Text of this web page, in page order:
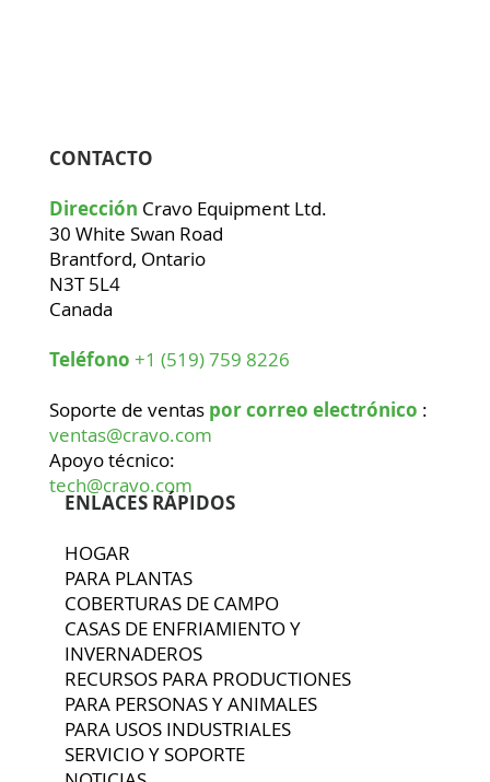
CONTACTO
Dirección Cravo Equipment Ltd.
30 White Swan Road
Brantford, Ontario
N3T 5L4
Canada
Teléfono +1 (519) 759 8226
Soporte de ventas por correo electrónico :
ventas@cravo.com
Apoyo técnico:
tech@cravo.com
ENLACES RÁPIDOS
HOGAR
PARA PLANTAS
COBERTURAS DE CAMPO
CASAS DE ENFRIAMIENTO Y
INVERNADEROS
RECURSOS PARA PRODUCTIONES
PARA PERSONAS Y ANIMALES
PARA USOS INDUSTRIALES
SERVICIO Y SOPORTE